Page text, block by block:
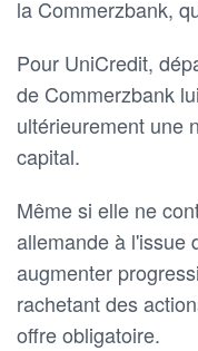
la Commerzbank,
Pour UniCredit,
de Commerzbank
ultérieurement une
capital.
Même si elle ne
allemande à l'issue
augmenter
rachetant des
offre obligatoire.